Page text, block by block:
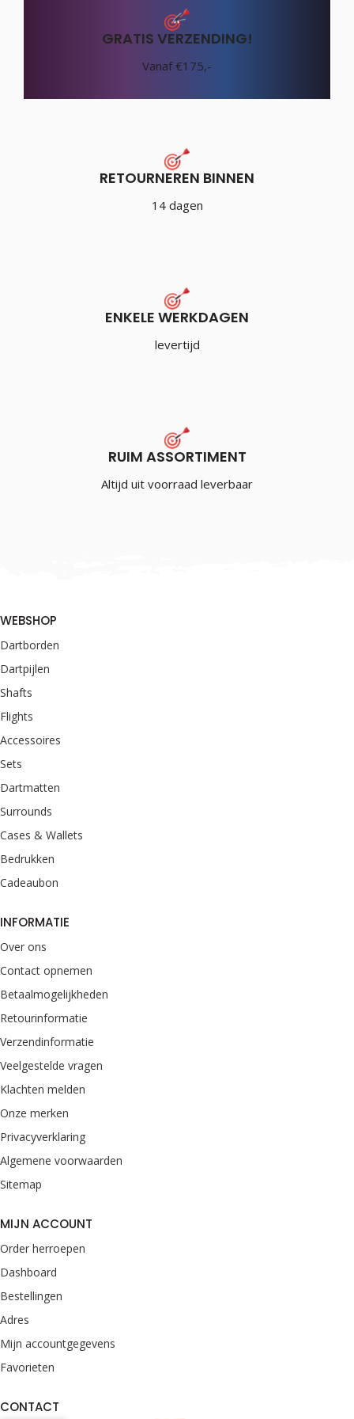
GRATIS VERZENDING!
Vanaf €175,-
RETOURNEREN BINNEN
14 dagen
ENKELE WERKDAGEN
levertijd
RUIM ASSORTIMENT
Altijd uit voorraad leverbaar
WEBSHOP
Dartborden
Dartpijlen
Shafts
Flights
Accessoires
Sets
Dartmatten
Surrounds
Cases & Wallets
Bedrukken
Cadeaubon
INFORMATIE
Over ons
Contact opnemen
Betaalmogelijkheden
Retourinformatie
Verzendinformatie
Veelgestelde vragen
Klachten melden
Onze merken
Privacyverklaring
Algemene voorwaarden
Sitemap
MIJN ACCOUNT
Order herroepen
Dashboard
Bestellingen
Adres
Mijn accountgegevens
Favorieten
CONTACT